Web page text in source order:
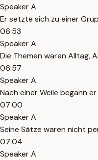
Speaker A
Er setzte sich zu einer
06:53
Speaker A
Die Themen waren Alltag,
06:57
Speaker A
Nach einer Weile begann
07:00
Speaker A
Seine Sätze waren nicht
07:04
Speaker A